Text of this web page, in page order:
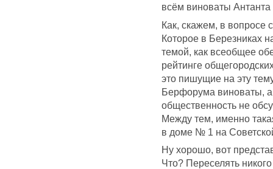
всём виноваты
Как, скажем, в вопросе
Которое в Березниках
темой, как всеобщее
рейтинге
это пишущие на эту
Берфорума виноваты, а
общественность не
Между тем, именно
в доме № 1 на
Ну хорошо, вот
Что? Переселять